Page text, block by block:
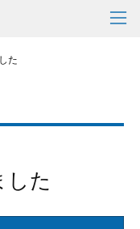
た
した